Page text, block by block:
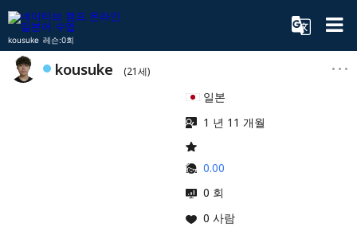
kousuke 레슨:0회
kousuke (21세)
일본
1 년 11 개월
0.00
0 회
0 사람